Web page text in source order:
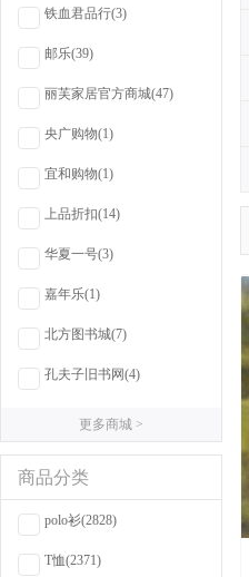
铁血君品行(3)
邮乐(39)
丽芙家居官方商城(47)
央广购物(1)
宜和购物(1)
上品折扣(14)
华夏一号(3)
嘉年乐(1)
北方图书城(7)
孔夫子旧书网(4)
更多商城 >
商品分类
polo衫(2828)
T恤(2371)